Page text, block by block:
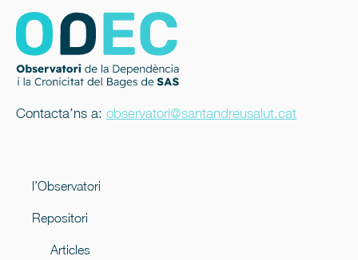
Contacta’ns a: observatori@santandreusalut.cat
l’Observatori
Repositori
Articles